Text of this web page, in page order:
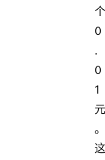
个
0
.
0
1
元
。
这